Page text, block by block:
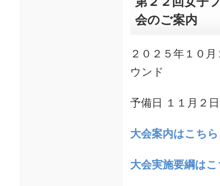
会のご案内
２０２５年１０
ウンド
予備日 １１月２
大会案内はこちら
大会実施要綱は